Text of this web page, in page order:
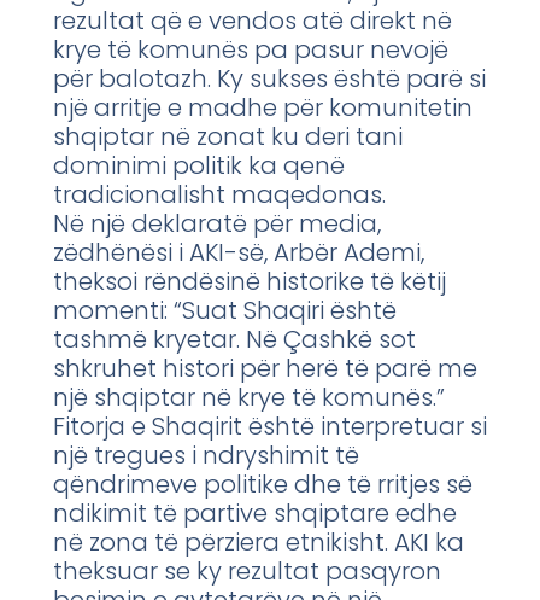
rezultat që e vendos atë direkt në
krye të komunës pa pasur nevojë
për balotazh. Ky sukses është parë si
një arritje e madhe për komunitetin
shqiptar në zonat ku deri tani
dominimi politik ka qenë
tradicionalisht maqedonas.
Në një deklaratë për media,
zëdhënësi i AKI-së, Arbër Ademi,
theksoi rëndësinë historike të këtij
momenti: “Suat Shaqiri është
tashmë kryetar. Në Çashkë sot
shkruhet histori për herë të parë me
një shqiptar në krye të komunës.”
Fitorja e Shaqirit është interpretuar si
një tregues i ndryshimit të
qëndrimeve politike dhe të rritjes së
ndikimit të partive shqiptare edhe
në zona të përziera etnikisht. AKI ka
theksuar se ky rezultat pasqyron